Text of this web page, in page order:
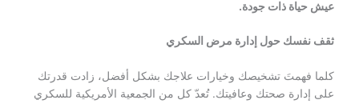
عيش حياة ذات جودة.
ثقف نفسك حول إدارة مرض السكري
كلما فهمتَ تشخيصك وخيارات علاجك بشكل أفضل، زادت قدرتك
على إدارة صحتك وعافيتك. تُعدّ كل من الجمعية الأمريكية للسكري